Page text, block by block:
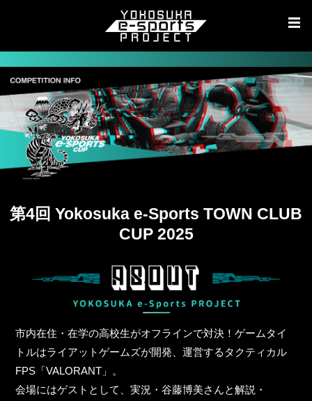
第4回 Yokosuka e-Sports TOWN CLUB
CUP 2025
市内在住・在学の高校生がオフラインで対決！ゲームタイ
トルはライアットゲームズが開発、運営するタクティカル
FPS「VALORANT」。
会場にはゲストとして、実況・谷藤博美さんと解説・